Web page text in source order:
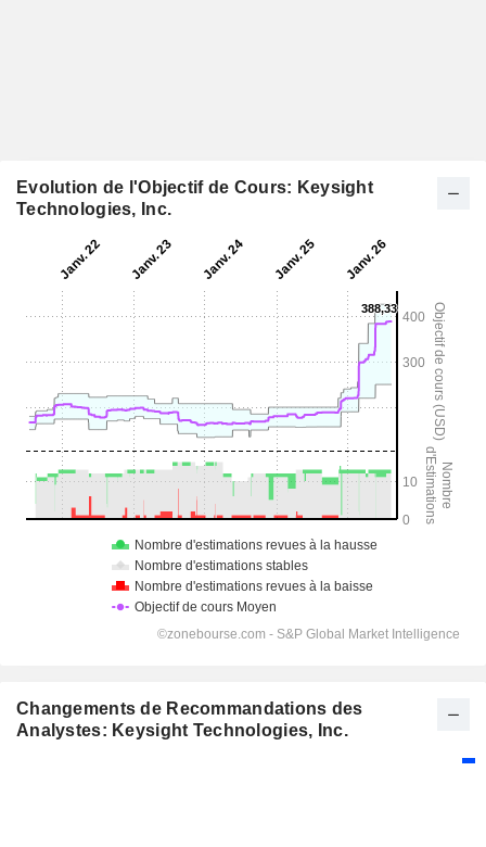
Evolution de l'Objectif de Cours: Keysight
Technologies, Inc.
Changements de Recommandations des
Analystes: Keysight Technologies, Inc.